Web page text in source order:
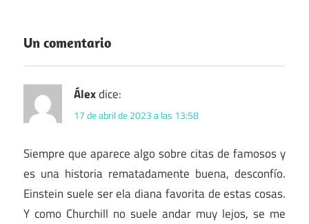
Un comentario
Álexdice:
17 de abril de 2023 a las 13:58
Siempre que aparece algo sobre citas de famosos y
es una historia rematadamente buena, desconfío.
Einstein suele ser ela diana favorita de estas cosas.
Y como Churchill no suele andar muy lejos, se me